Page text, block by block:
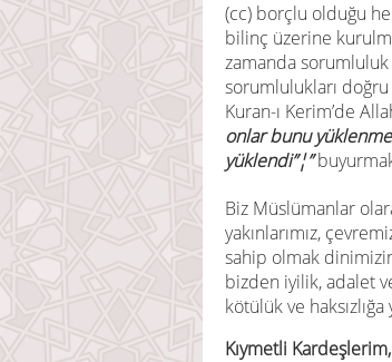
(cc) borçlu olduğu
bilinç üzerine
zamanda sorumluluk
sorumlulukları
Kuran-ı Kerim’de
onlar bunu
yüklendi”¦”
Biz Müslümanlar
yakınlarımız,
sahip olmak
bizden iyilik, adalet
kötülük ve
Kıymetli Kardeşlerim,